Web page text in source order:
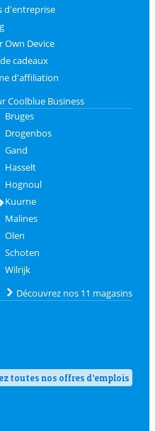
d'entreprise
Own Device
cadeaux
d'affiliation
Coolblue Business
Bruges
Drogenbos
Gand
Hasselt
Hognoul
Kuurne
Malines
Olen
Schoten
Wilrijk
Découvrez nos 11 magasins
toutes nos offres d'emplois